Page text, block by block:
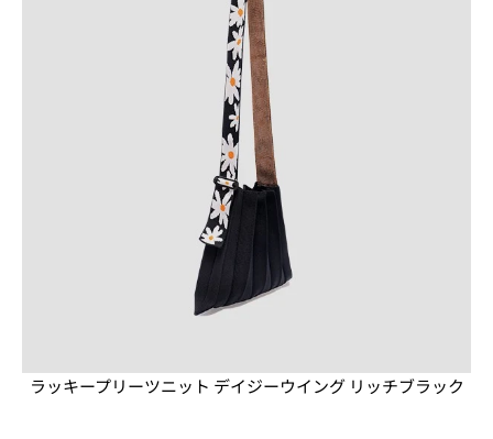
ラッキープリーツニット デイジーウイング リッチブラック